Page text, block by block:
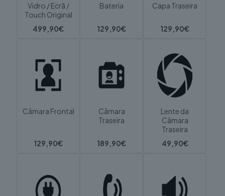
Vidro / Ecrã /
Touch Original
499,90€
Bateria
129,90€
Capa Traseira
129,90€
Câmara Frontal
129,90€
Câmara
Traseira
189,90€
Lente da
Câmara
Traseira
49,90€